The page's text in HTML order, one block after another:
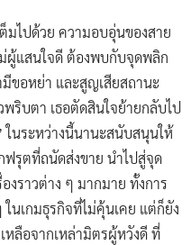
มไปด้วย ความอบอุ่นของสาย
ผู้แสนใจดี ต้องพบกับจุดพลิก
ขอหย่า และสูญเสียสถานะ
ริบตา เธอตัดสินใจย้ายกลับไป
นระหว่างนี้นานะสนับสนุนให้
ฟรุตที่ถนัดส่งขาย นำไปสู่จุด
งราวต่าง ๆ มากมาย ทั้งการ
นเกมธุรกิจที่ไม่คุ้นเคย แต่ก็ยัง
หลือจากเหล่ามิตรผู้หวังดี ที่